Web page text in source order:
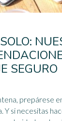
SEGURO
prepárese
Y si necesitas